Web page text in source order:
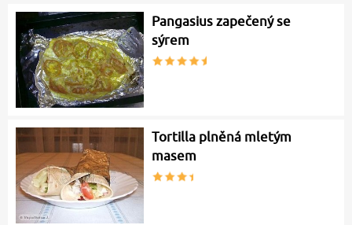
Pangasius zapečený se
sýrem
Tortilla plněná mletým
masem